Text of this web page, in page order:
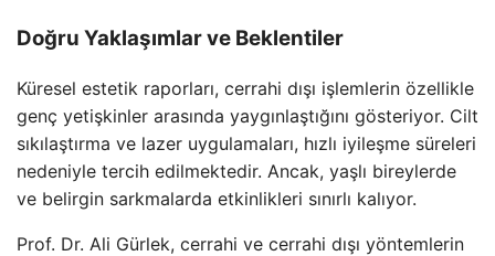
Doğru Yaklaşımlar ve Beklentiler
Küresel estetik raporları, cerrahi dışı işlemlerin özellikle
genç yetişkinler arasında yaygınlaştığını gösteriyor. Cilt
sıkılaştırma ve lazer uygulamaları, hızlı iyileşme süreleri
nedeniyle tercih edilmektedir. Ancak, yaşlı bireylerde
ve belirgin sarkmalarda etkinlikleri sınırlı kalıyor.
Prof. Dr. Ali Gürlek, cerrahi ve cerrahi dışı yöntemlerin